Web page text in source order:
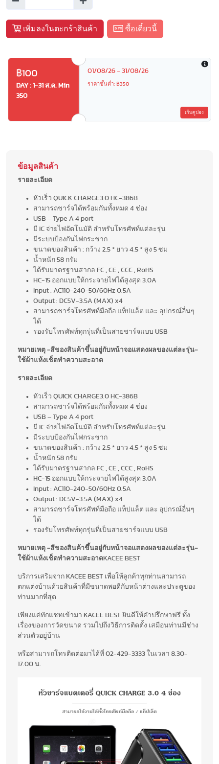
เพิ่มลงในตะกร้าสินค้า ซื้อเดี๋ยวนี้
฿100
DAY : 1-31 ส.ค. Min
350
01/08/26 - 31/08/26
ราคาขั้นต่ำ: ฿350
เก็บคูปอง
ข้อมูลสินค้า
รายละเอียด
หัวเร็ว QUICK CHARGE3.0 HC-386B
สามารถชาร์จได้พร้อมกันทั้งหมด 4 ช่อง
USB – Type A 4 port
มี IC จ่ายไฟอัตโนมัติ สำหรับโทรศัพท์แต่ละรุ่น
มีระบบป้องกันไฟกระชาก
ขนาดของสินค้า : กว้าง 2.5 * ยาว 4.5 * สูง 5 ซม
น้ำหนัก 58 กรัม
ได้รับมาตรฐานสากล FC , CE , CCC , RoHS
HC-15 ออกแบบให้กระจายไฟได้สูงสุด 3.0A
Input : AC110-240-50/60Hz 0.5A
Output : DC5V-3.5A (MAX) x4
สามารถชาร์จโทรศัพท์มือถือ แท็ปแล็ต และ อุปกรณ์อื่นๆ
ได้
รองรับโทรศัพท์ทุกรุ่นที่เป็นสายชาร์จแบบ USB
หมายเหตุ -สีของสินค้าขึ้นอยู่กับหน้าจอแสดงผลของแต่ละรุ่น-
ใช้ผ้าแห้งเช็ดทำความสะอาด
รายละเอียด
หัวเร็ว QUICK CHARGE3.0 HC-386B
สามารถชาร์จได้พร้อมกันทั้งหมด 4 ช่อง
USB – Type A 4 port
มี IC จ่ายไฟอัตโนมัติ สำหรับโทรศัพท์แต่ละรุ่น
มีระบบป้องกันไฟกระชาก
ขนาดของสินค้า : กว้าง 2.5 * ยาว 4.5 * สูง 5 ซม
น้ำหนัก 58 กรัม
ได้รับมาตรฐานสากล FC , CE , CCC , RoHS
HC-15 ออกแบบให้กระจายไฟได้สูงสุด 3.0A
Input : AC110-240-50/60Hz 0.5A
Output : DC5V-3.5A (MAX) x4
สามารถชาร์จโทรศัพท์มือถือ แท็ปแล็ต และ อุปกรณ์อื่นๆ
ได้
รองรับโทรศัพท์ทุกรุ่นที่เป็นสายชาร์จแบบ USB
หมายเหตุ -สีของสินค้าขึ้นอยู่กับหน้าจอแสดงผลของแต่ละรุ่น-
ใช้ผ้าแห้งเช็ดทำความสะอาดKACEE BEST
บริการเสริมจาก KACEE BEST เพื่อให้ลูกค้าทุกท่านสามารถ
ตกแต่งบ้านด้วยสินค้าที่มีขนาดพอดีกับหน้าต่างและประตูของ
ท่านมากที่สุด
เพียงแค่ทักแชทเข้ามา KACEE BEST ยินดีให้คำปรึกษาฟรี ทั้ง
เรื่องของการวัดขนาด รวมไปถึงวิธีการติดตั้ง เสมือนท่านมีช่าง
ส่วนตัวอยู่บ้าน
หรือสามารถโทรติดต่อมาได้ที่ 02-429-3333 ในเวลา 8.30-
17.00 น.